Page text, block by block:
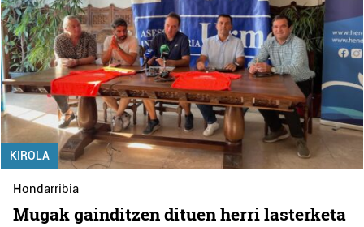
KIROLA
Hondarribia
Mugak gainditzen dituen herri lasterketa